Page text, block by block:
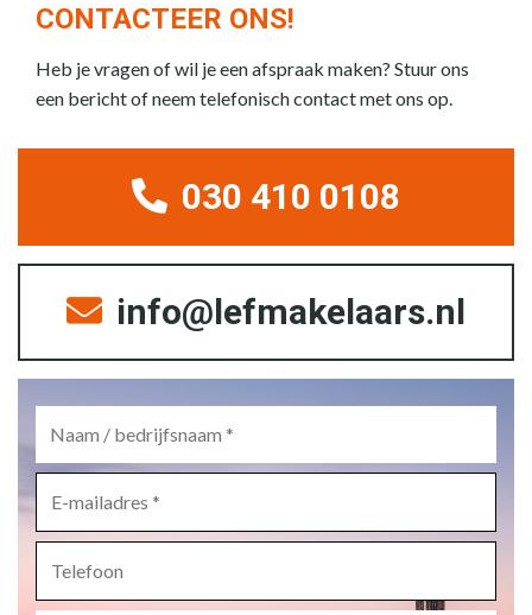
CONTACTEER ONS!
Heb je vragen of wil je een afspraak maken? Stuur ons
een bericht of neem telefonisch contact met ons op.
030 410 0108
info@lefmakelaars.nl
mailadres *